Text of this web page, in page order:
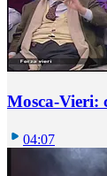
Mosca-Vieri:
04:07